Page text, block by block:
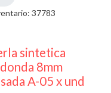
37783
sintetica
8mm
A-05 x und